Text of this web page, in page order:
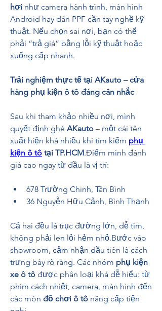
hơi như camera hành trình, màn hình
Android hay dán PPF cần tay nghề kỹ
thuật. Nếu chọn sai nơi, bạn có thể
phải “trả giá” bằng lỗi kỹ thuật hoặc
xuống cấp nhanh.
Trải nghiệm thực tế tại AKauto – cửa
hàng phụ kiện ô tô đáng cân nhắc
Sau khi tham khảo nhiều nơi, mình
quyết định ghé AKauto – một cái tên
xuất hiện khá nhiều khi tìm kiếm phụ
kiện ô tô tại TP.HCM.Điểm mình đánh
giá cao ngay từ đầu là vị trí:
678 Trường Chinh, Tân Bình
36 Nguyễn Hữu Cảnh, Bình Thạnh
Cả hai đều là trục đường lớn, dễ tìm,
không phải len lỏi hẻm nhỏ.Bước vào
showroom, cảm nhận đầu tiên là cách
trưng bày rõ ràng. Các nhóm phụ kiện
xe ô tô được phân loại khá dễ hiểu: từ
phim cách nhiệt, camera, màn hình đến
các món đồ chơi ô tô nâng cấp tiện